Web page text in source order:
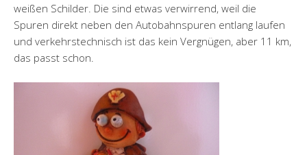
weißen Schilder. Die sind etwas verwirrend, weil die
Spuren direkt neben den Autobahnspuren entlang laufen
und verkehrstechnisch ist das kein Vergnügen, aber 11 km,
das passt schon.